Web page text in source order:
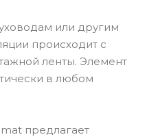
или другим
происходит с
ленты. Элемент
в любом
предлагает